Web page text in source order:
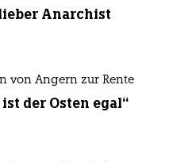
Anarchist
von Angern zur Rente
der Osten egal“